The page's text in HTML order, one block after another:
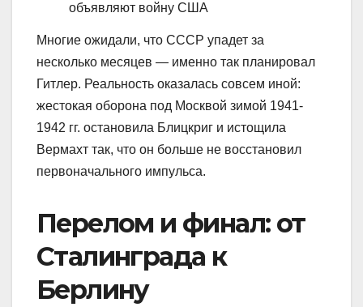
объявляют войну США
Многие ожидали, что СССР упадет за
несколько месяцев — именно так планировал
Гитлер. Реальность оказалась совсем иной:
жестокая оборона под Москвой зимой 1941-
1942 гг. остановила Блицкриг и истощила
Вермахт так, что он больше не восстановил
первоначального импульса.
Перелом и финал: от
Сталинграда к
Берлину